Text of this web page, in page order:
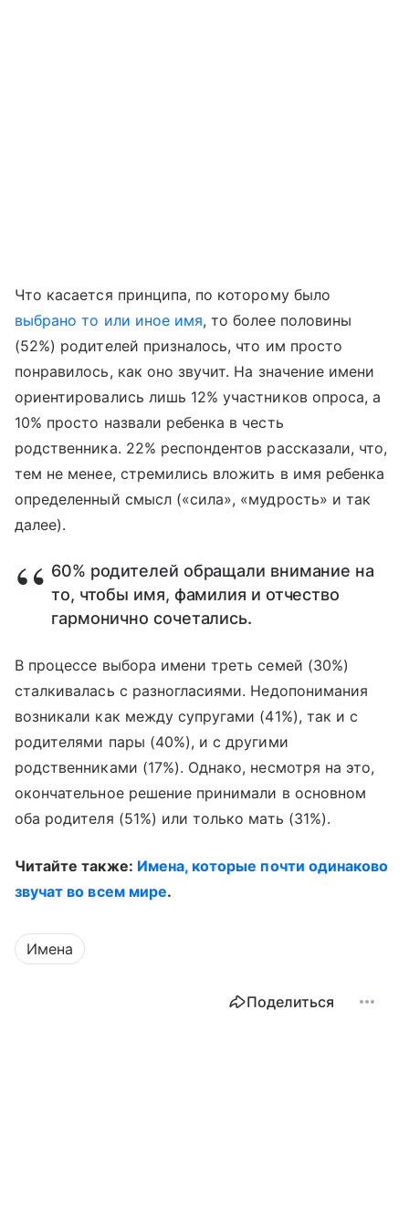
Что касается принципа, по которому было
выбрано то или иное имя, то более половины
(52%) родителей призналось, что им просто
понравилось, как оно звучит. На значение имени
ориентировались лишь 12% участников опроса, а
10% просто назвали ребенка в честь
родственника. 22% респондентов рассказали, что,
тем не менее, стремились вложить в имя ребенка
определенный смысл («сила», «мудрость» и так
далее).
60% родителей обращали внимание на
то, чтобы имя, фамилия и отчество
гармонично сочетались.
В процессе выбора имени треть семей (30%)
сталкивалась с разногласиями. Недопонимания
возникали как между супругами (41%), так и с
родителями пары (40%), и с другими
родственниками (17%). Однако, несмотря на это,
окончательное решение принимали в основном
оба родителя (51%) или только мать (31%).
Читайте также: Имена, которые почти одинаково
звучат во всем мире.
Имена
Поделиться